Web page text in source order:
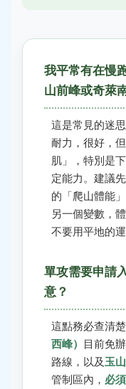
我平常有在慢
山前峰或奇萊
這是常見的迷
耐力，很好，
肌」，特別是
定能力。建議
的「爬山體能
另一個變數，
不要用平地的
單攻需要申請
意？
這點務必查清
西峰） 目前免
路線，以及玉
管制區內， 必